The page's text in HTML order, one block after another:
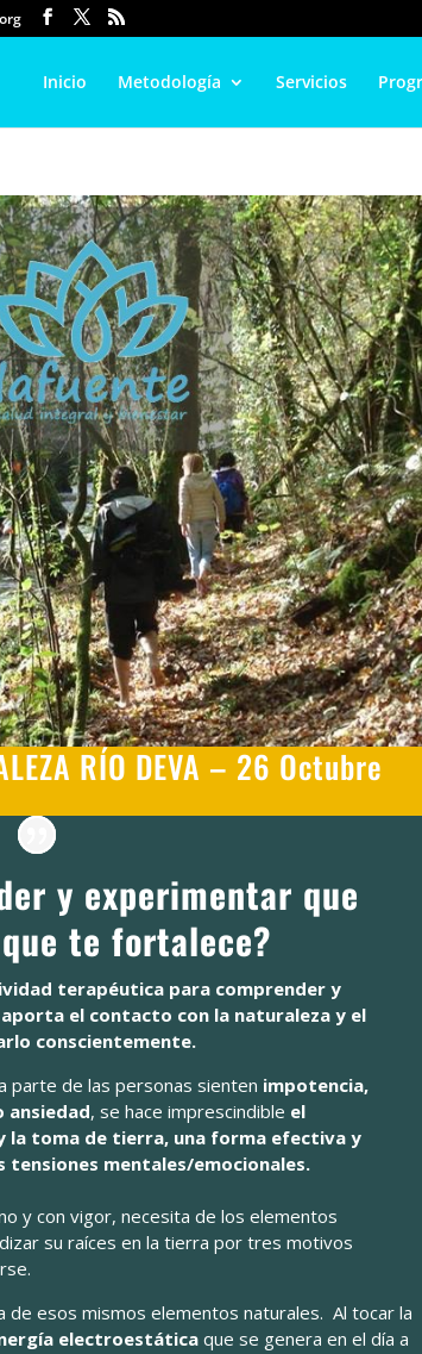
Inicio Metodología Servicios
RÍO DEVA – 26 Octubre
y experimentar que
te fortalece?
terapéutica para comprender y
el contacto con la naturaleza y el
conscientemente.
parte de las personas sienten impotencia,
ansiedad, se hace imprescindible el
la toma de tierra, una forma efectiva y
mentales/emocionales.
y con vigor, necesita de los elementos
su raíces en la tierra por tres motivos
de esos mismos elementos naturales. Al tocar la
electroestáticaque se genera en el día a